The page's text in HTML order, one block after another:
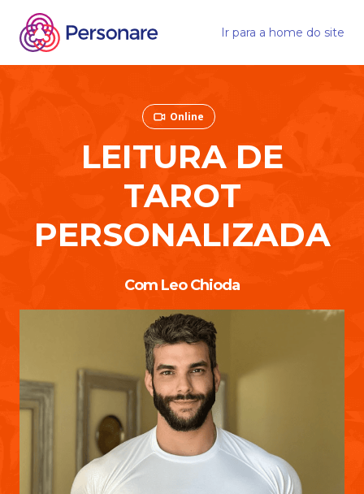
Ir para a home do site
Online
LEITURA DE
TAROT
PERSONALIZADA
Com Leo Chioda